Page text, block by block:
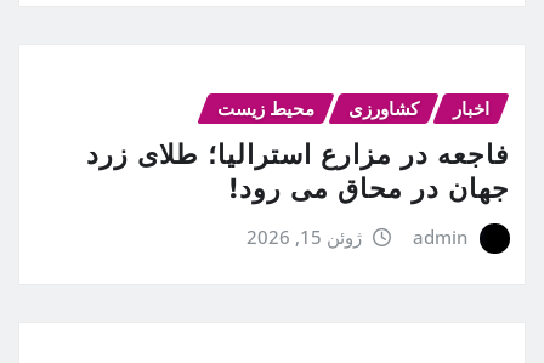
اخبار کشاورزی محیط زیست
فاجعه در مزارع استرالیا؛ طلای زرد
جهان در محاق می رود!
admin ژوئن 15, 2026